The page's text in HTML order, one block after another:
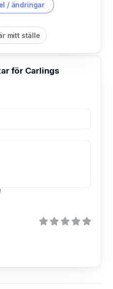
/ ändringar
mitt ställe
för Carlings